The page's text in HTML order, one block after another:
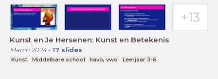
Kunst en Je Hersenen: Kunst en Betekenis
March 2024- 17 slides
Kunst Middelbare school havo, vwo Leerjaar 3-6